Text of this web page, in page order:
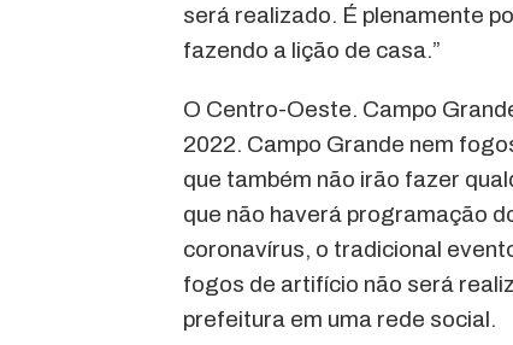
será realizado. É plenamente
fazendo a lição de casa.”
O Centro-Oeste. Campo
2022. Campo Grande nem
que também não irão fazer
que não haverá programação
coronavírus, o tradicional
fogos de artifício não será
prefeitura em uma rede social.